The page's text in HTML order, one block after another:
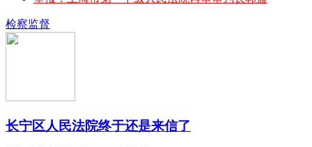
检察监督
长宁区人民法院终于还是来信了